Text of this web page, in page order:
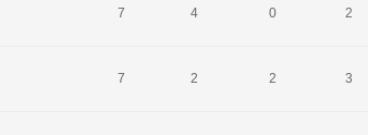
7 4 0 2
7 2 2 3